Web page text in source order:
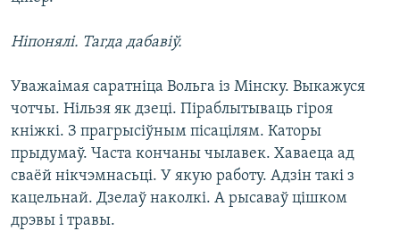
Ніпонялі. Тагда дабавіў.
Уважаімая саратніца Вольга із Мінску. Выкажуся
чотчы. Нільзя як дзеці. Піраблытываць гіроя
кніжкі. З прагрысіўным пісацілям. Каторы
прыдумаў. Часта кончаны чылавек. Хаваеца ад
сваёй нікчэмнасьці. У якую работу. Адзін такі з
кацельнай. Дзелаў наколкі. А рысаваў цішком
дрэвы і травы.